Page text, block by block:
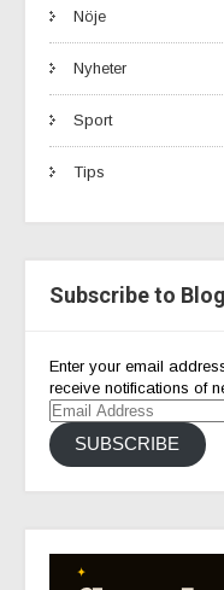
Nöje
Nyheter
Sport
Tips
Subscribe to
Enter your email
receive notifications of
Email
Address
SUBSCRIBE